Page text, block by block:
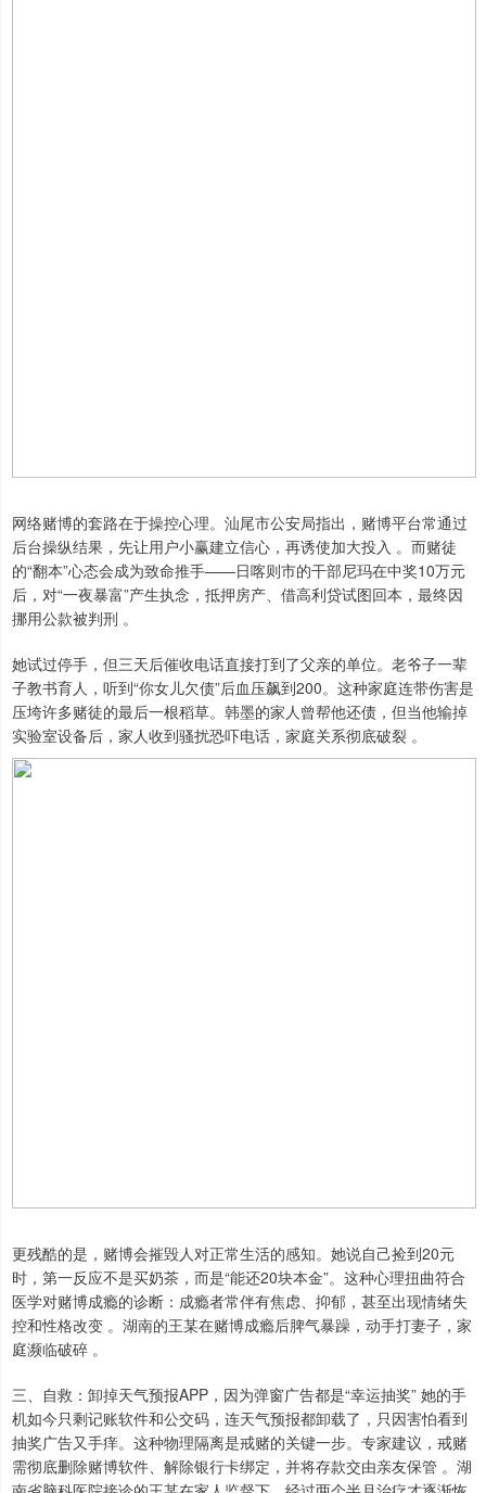
网络赌博的套路在于操控心理。汕尾市公安局指出，赌博平台常通过
后台操纵结果，先让用户小赢建立信心，再诱使加大投入 。而赌徒
的“翻本”心态会成为致命推手——日喀则市的干部尼玛在中奖10万元
后，对“一夜暴富”产生执念，抵押房产、借高利贷试图回本，最终因
挪用公款被判刑 。
她试过停手，但三天后催收电话直接打到了父亲的单位。老爷子一辈
子教书育人，听到“你女儿欠债”后血压飙到200。这种家庭连带伤害是
压垮许多赌徒的最后一根稻草。韩墨的家人曾帮他还债，但当他输掉
实验室设备后，家人收到骚扰恐吓电话，家庭关系彻底破裂 。
更残酷的是，赌博会摧毁人对正常生活的感知。她说自己捡到20元
时，第一反应不是买奶茶，而是“能还20块本金”。这种心理扭曲符合
医学对赌博成瘾的诊断：成瘾者常伴有焦虑、抑郁，甚至出现情绪失
控和性格改变 。湖南的王某在赌博成瘾后脾气暴躁，动手打妻子，家
庭濒临破碎 。
三、自救：卸掉天气预报APP，因为弹窗广告都是“幸运抽奖” 她的手
机如今只剩记账软件和公交码，连天气预报都卸载了，只因害怕看到
抽奖广告又手痒。这种物理隔离是戒赌的关键一步。专家建议，戒赌
需彻底删除赌博软件、解除银行卡绑定，并将存款交由亲友保管 。湖